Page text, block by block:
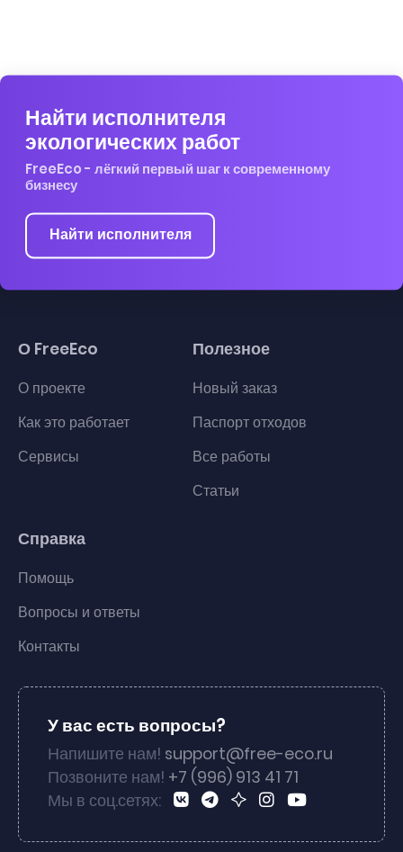
Найти исполнителя
экологических работ
FreeEco - лёгкий первый шаг к современному
бизнесу
Найти исполнителя
О FreeEco
О проекте
Как это работает
Сервисы
Полезное
Новый заказ
Паспорт отходов
Все работы
Статьи
Справка
Помощь
Вопросы и ответы
Контакты
У вас есть вопросы?
Напишите нам! support@free-eco.ru
Позвоните нам! +7 (996) 913 41 71
Мы в соц.сетях: